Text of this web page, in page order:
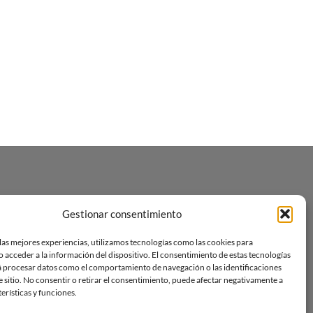
Gestionar consentimiento
mejores experiencias, utilizamos tecnologías como las cookies para
acceder a la información del dispositivo. El consentimiento de estas tecnologías
datos como el comportamiento de navegación o las identificaciones
sitio. No consentir o retirar el consentimiento, puede afectar negativamente a
y funciones.